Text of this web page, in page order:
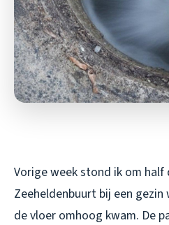
Vorige week stond ik om half
Zeeheldenbuurt bij een
de vloer omhoog kwam. De